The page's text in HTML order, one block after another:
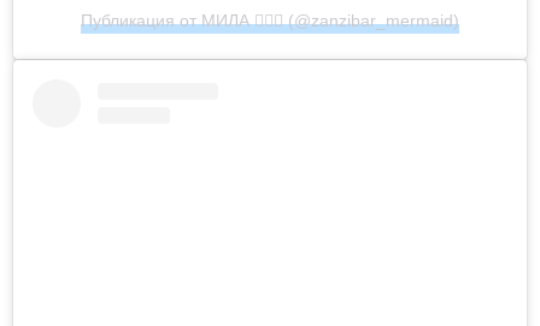
Публикация от МИЛА 🧜🏾‍♀️ (@zanzibar_mermaid)